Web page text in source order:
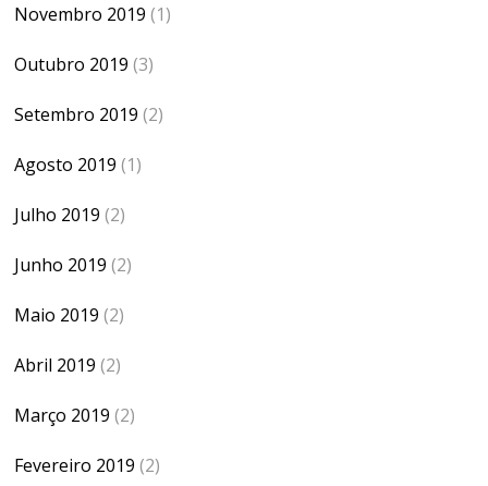
Novembro 2019 (1)
Outubro 2019 (3)
Setembro 2019 (2)
Agosto 2019 (1)
Julho 2019 (2)
Junho 2019 (2)
Maio 2019 (2)
Abril 2019 (2)
Março 2019 (2)
Fevereiro 2019 (2)